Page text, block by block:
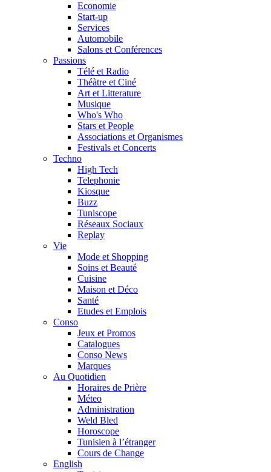
Economie
Start-up
Services
Automobile
Salons et Conférences
Passions
Télé et Radio
Théàtre et Ciné
Art et Litterature
Musique
Who's Who
Stars et People
Associations et Organismes
Festivals et Concerts
Techno
High Tech
Telephonie
Kiosque
Buzz
Tuniscope
Réseaux Sociaux
Replay
Vie
Mode et Shopping
Soins et Beauté
Cuisine
Maison et Déco
Santé
Etudes et Emplois
Conso
Jeux et Promos
Catalogues
Conso News
Marques
Au Quotidien
Horaires de Prière
Méteo
Administration
Weld Bled
Horoscope
Tunisien à l’étranger
Cours de Change
English